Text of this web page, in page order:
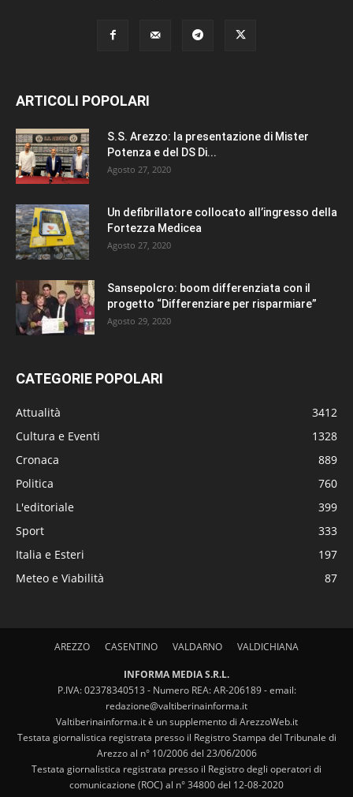
ARTICOLI POPOLARI
S.S. Arezzo: la presentazione di Mister
Potenza e del DS Di...
Agosto 27, 2020
Un defibrillatore collocato all’ingresso della
Fortezza Medicea
Agosto 27, 2020
Sansepolcro: boom differenziata con il
progetto “Differenziare per risparmiare”
Agosto 29, 2020
CATEGORIE POPOLARI
Attualità
3412
Cultura e Eventi
1328
Cronaca
889
Politica
760
L'editoriale
399
Sport
333
Italia e Esteri
197
Meteo e Viabilità
87
AREZZO CASENTINO VALDARNO VALDICHIANA
INFORMA MEDIA S.R.L.
P.IVA: 02378340513 - Numero REA: AR-206189 - email:
redazione@valtiberinainforma.it
Valtiberinainforma.it è un supplemento di ArezzoWeb.it
Testata giornalistica registrata presso il Registro Stampa del Tribunale di
Arezzo al n° 10/2006 del 23/06/2006
Testata giornalistica registrata presso il Registro degli operatori di
comunicazione (ROC) al n° 34800 del 12-08-2020